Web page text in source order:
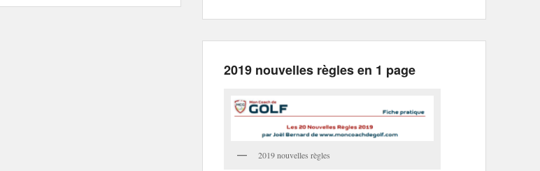
2019 nouvelles règles en 1 page
2019 nouvelles règles